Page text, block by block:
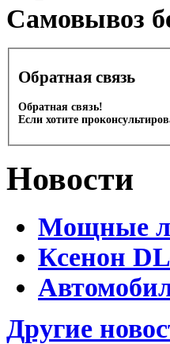
Cамовывоз
Обратная связь
Обратная связь!
Если хотите
Новости
Мощные
Ксенон
Другие